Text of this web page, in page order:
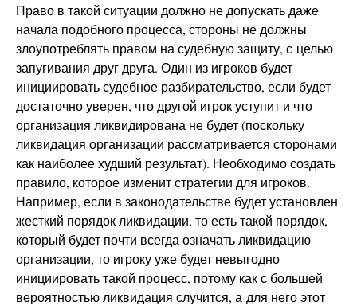
Право в такой ситуации должно не допускать даже
начала подобного процесса, стороны не должны
злоупотреблять правом на судебную защиту, с целью
запугивания друг друга. Один из игроков будет
инициировать судебное разбирательство, если будет
достаточно уверен, что другой игрок уступит и что
организация ликвидирована не будет (поскольку
ликвидация организации рассматривается сторонами
как наиболее худший результат). Необходимо создать
правило, которое изменит стратегии для игроков.
Например, если в законодательстве будет установлен
жесткий порядок ликвидации, то есть такой порядок,
который будет почти всегда означать ликвидацию
организации, то игроку уже будет невыгодно
инициировать такой процесс, потому как с большей
вероятностью ликвидация случится, а для него этот